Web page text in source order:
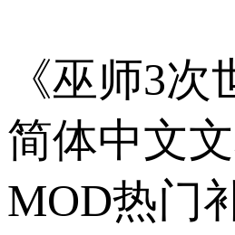
《巫师3次
简体中文
MOD热门